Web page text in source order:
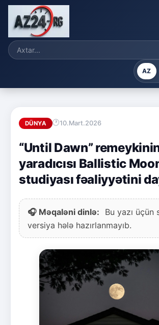
AZ
DÜNYA 10.Mart.2026
“Until Dawn”
yaradıcısı Ballistic
studiyası fəaliyyətini
🎧 Məqaləni dinlə:
Bu yazı üçün
versiya hələ hazırlanmayıb.